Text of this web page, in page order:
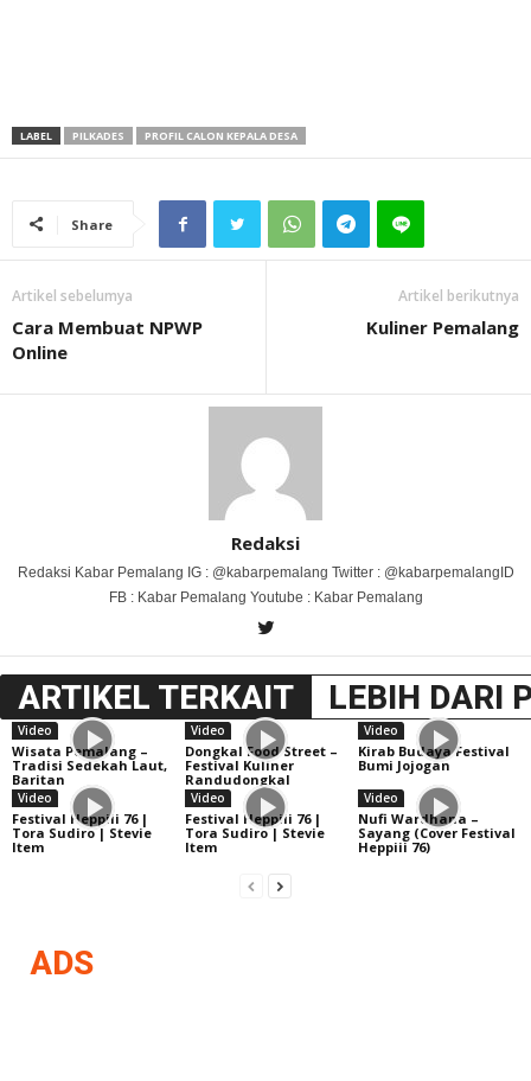
LABEL PILKADES PROFIL CALON KEPALA DESA
Share
Artikel sebelumya
Cara Membuat NPWP
Online
Artikel berikutnya
Kuliner Pemalang
Redaksi
Redaksi Kabar Pemalang IG : @kabarpemalang Twitter : @kabarpemalangID
FB : Kabar Pemalang Youtube : Kabar Pemalang
ARTIKEL TERKAIT LEBIH DARI
Video
Wisata Pemalang –
Tradisi Sedekah Laut,
Baritan
Video
Dongkal Food Street –
Festival Kuliner
Randudongkal
Video
Kirab Budaya Festival
Bumi Jojogan
Video
Festival Heppiii 76 |
Tora Sudiro | Stevie
Item
Video
Festival Heppiii 76 |
Tora Sudiro | Stevie
Item
Video
Nufi Wardhana –
Sayang (Cover Festival
Heppiii 76)
ADS